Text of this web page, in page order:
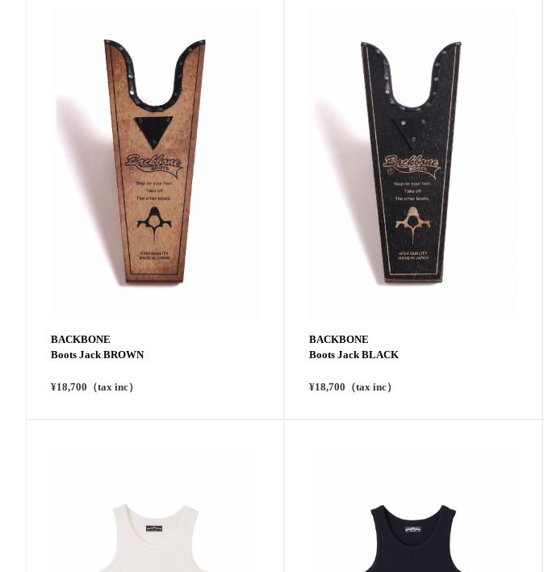
BACKBONE
Boots Jack BROWN
¥18,700（tax inc）
BACKBONE
Boots Jack BLACK
¥18,700（tax inc）